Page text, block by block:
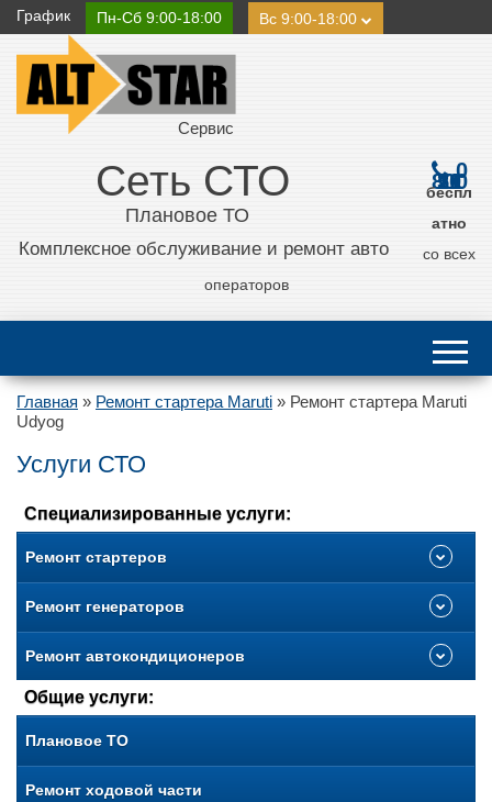
График Пн-Сб 9:00-18:00 Вс 9:00-18:00
Сервис
Сеть СТО
Плановое ТО
Комплексное обслуживание и ремонт авто
0
800 21 11 50
беспл
атно
со всех
операторов
Главная » Ремонт стартера Maruti » Ремонт стартера Maruti
Udyog
Услуги СТО
Специализированные услуги:
Ремонт стартеров
Ремонт генераторов
Ремонт автокондиционеров
Общие услуги:
Плановое ТО
Ремонт ходовой части